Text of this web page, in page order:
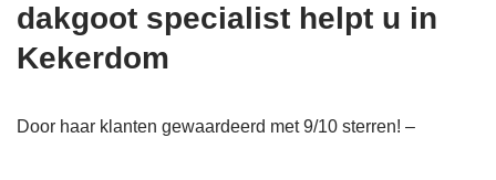
dakgoot specialist helpt u in
Kekerdom
Door haar klanten gewaardeerd met 9/10 sterren! –